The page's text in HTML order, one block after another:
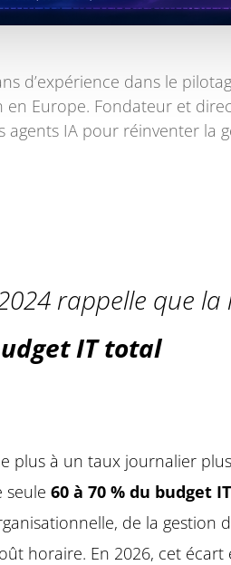
d’expérience dans le
Europe. Fondateur et
agents IA pour réinventer la
rappelle que
IT total
plus à un taux journalier
seule 60 à 70 % du budget
de la gestion
horaire. En 2026, cet écart